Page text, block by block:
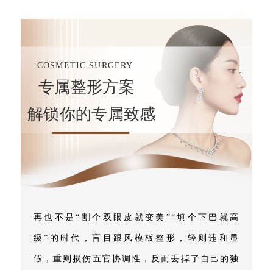
COSMETIC SURGERY
专属整形方案
解锁你的专属致感
再也不是“割个双眼皮就变美”“填个下巴就高
级”的时代，盲目跟风模板整形，轻则违和显
假，重则损伤五官协调性，反而丢掉了自己的独